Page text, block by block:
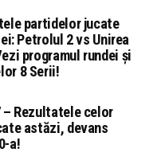
partidelor jucate
Petrolul 2 vs Unirea
programul rundei și
8 Serii!
– Rezultatele celor
astăzi, devans
a!